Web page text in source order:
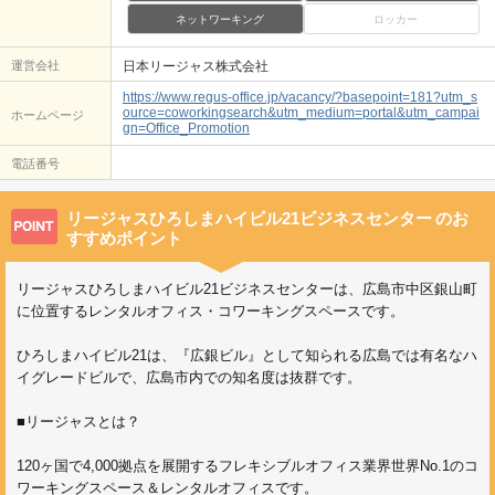
ネットワーキング ロッカー
運営会社 日本リージャス株式会社
ホームページ
https://www.regus-office.jp/vacancy/?basepoint=181?utm_s
ource=coworkingsearch&utm_medium=portal&utm_campai
gn=Office_Promotion
電話番号
リージャスひろしまハイビル21ビジネスセンターのお
すすめポイント
リージャスひろしまハイビル21ビジネスセンターは、広島市中区銀山町
に位置するレンタルオフィス・コワーキングスペースです。
ひろしまハイビル21は、『広銀ビル』として知られる広島では有名なハ
イグレードビルで、広島市内での知名度は抜群です。
■リージャスとは？
120ヶ国で4,000拠点を展開するフレキシブルオフィス業界世界No.1のコ
ワーキングスペース＆レンタルオフィスです。